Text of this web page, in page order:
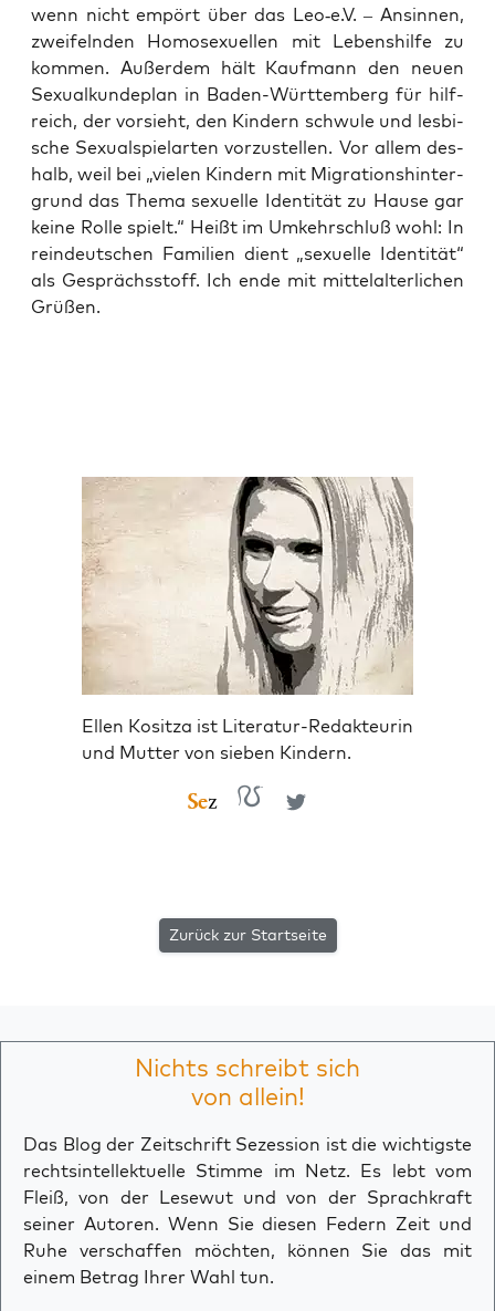
wenn nicht empört über das Leo‑e.V. – Ansin­nen,
zwei­feln­den Homo­se­xu­el­len mit Lebens­hil­fe zu
kom­men. Außer­dem hält Kauf­mann den neu­en
Sexu­al­kun­de­plan in Baden-Würt­tem­berg für hilf­
reich, der vor­sieht, den Kin­dern schwu­le und les­bi­
sche Sexu­al­spiel­ar­ten vor­zu­stel­len. Vor allem des­
halb, weil bei „vie­len Kin­dern mit Migra­ti­ons­hin­ter­
grund das The­ma sexu­el­le Iden­ti­tät zu Hau­se gar
kei­ne Rol­le spielt.“ Heißt im Umkehr­schluß wohl: In
reindeut­schen Fami­li­en dient „sexu­el­le Iden­ti­tät“
als Gesprächs­stoff. Ich ende mit mit­tel­al­ter­li­chen
Grüßen.
Ellen Kositza ist Literatur-Redakteurin
und Mutter von sieben Kindern.
Zurück zur Startseite
Nichts schreibt sich
von allein!
Das Blog der Zeitschrift Sezession ist die wichtigste
rechtsintellektuelle Stimme im Netz. Es lebt vom
Fleiß, von der Lesewut und von der Sprachkraft
seiner Autoren. Wenn Sie diesen Federn Zeit und
Ruhe verschaffen möchten, können Sie das mit
einem Betrag Ihrer Wahl tun.